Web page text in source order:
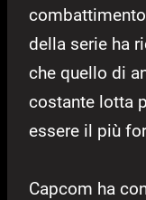
della serie ha
che quello di
costante lotta
essere il più
Capcom ha